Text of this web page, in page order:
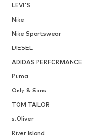
LEVI'S
Nike
Nike Sportswear
DIESEL
ADIDAS PERFORMANCE
Puma
Only & Sons
TOM TAILOR
s.Oliver
River Island